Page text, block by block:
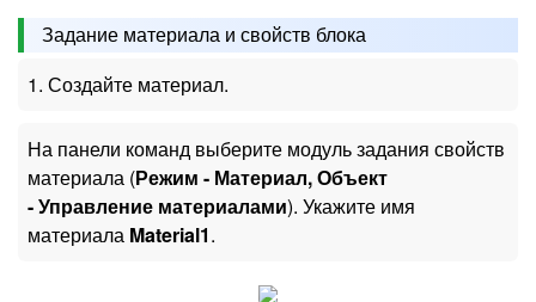
Задание материала и свойств блока
1. Создайте материал.
На панели команд выберите модуль задания свойств
материала (Режим - Материал, Объект
- Управление материалами). Укажите имя
материала Material1.